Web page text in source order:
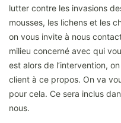
lutter contre les invasions
mousses, les lichens et les
on vous invite à nous
milieu concerné avec qui
est alors de l’intervention,
client à ce propos. On va
pour cela. Ce sera inclus
nous.